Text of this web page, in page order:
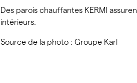
Des parois chauffantes KERMI
intérieurs.
Source de la photo : Groupe Karl